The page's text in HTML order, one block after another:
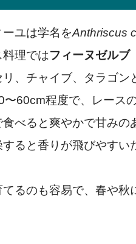
ユは学名をAnthriscus
料理ではフィーヌゼルブ
、チャイブ、タラゴン
〜60cm程度で、レース
べると爽やかで甘みの
すると香りが飛びやすい
るのも容易で、春や秋